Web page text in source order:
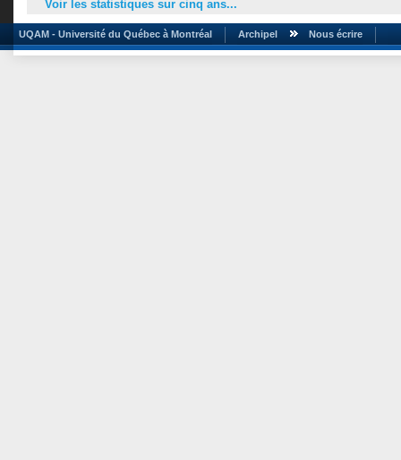
Voir les statistiques sur cinq ans...
UQAM - Université du Québec à Montréal Archipel Nous écrire